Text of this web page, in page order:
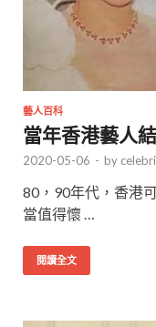
藝人百科
當年香港藝人
2020-05-06 - by
80，90年代，香港
當值得懷 …
閱讀全文